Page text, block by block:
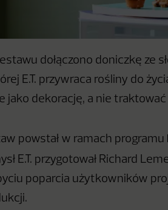
dołączono doniczkę ze
E.T. przywraca rośliny do
jako dekorację, a nie
powstał w ramach programu
E.T. przygotował Richard
poparcia użytkowników